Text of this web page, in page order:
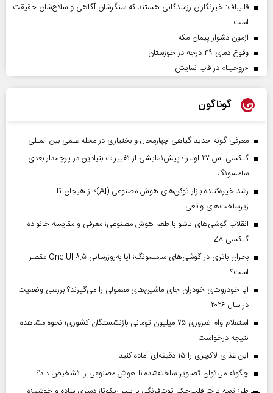
قالیباف: خبرنگاران رزمندگانی هستند که سنگرشان آگاهی و سلاح‌شان حقیقت
است
آزمون دشوار پیمان مکه
وقوع دمای ۴۹ درجه در خوزستان
«روحینا» در قاب نمایش
گوناگون
معرفی گونه جدید گیاهی چهارمحال و بختیاری در مجله علمی بین المللی
گلکسی اس ۲۷ اولترا؛ پیش‌نمایشی از تغییرات بنیادین در پرچمدار بعدی
سامسونگ
رشد خیره‌کننده بازار توکن‌های هوش مصنوعی (AI)؛ از هیجان تا
زیرساخت‌های واقعی
انقلاب گوشی‌های تاشو‌ با طعم هوش مصنوعی؛ معرفی و مقایسه خانواده
گلکسی Z۸
بحران باتری در گوشی‌های سامسونگ؛ آیا به‌روزرسانی One UI ۸.۵ مقصر
است؟
آیا خودروهای خودران جای ماشین‌های معمولی را می‌گیرند؟ بررسی وضعیت
در سال ۲۰۲۶
استعلام وام ضروری ۷۵ میلیون تومانی بازنشستگان کشوری؛ نحوه مشاهده
نتیجه درخواست
این غذای لاکچری را ۱۵ دقیقه‌ای آماده کنید
چگونه می‌توان تصاویر ساخته‌شده با هوش مصنوعی را تشخیص داد؟